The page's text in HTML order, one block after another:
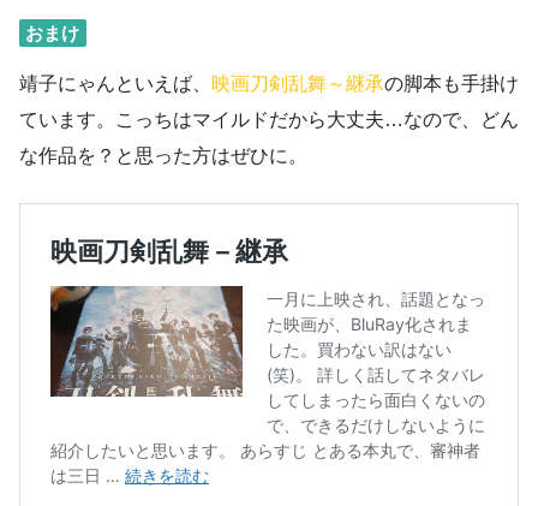
おまけ
靖子にゃんといえば、 映画刀剣乱舞～継承の脚本も手掛け
ています。こっちはマイルドだから大丈夫…なので、どん
な作品を？と思った方はぜひに。